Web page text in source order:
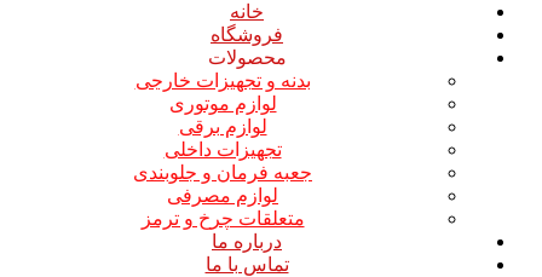
خانه
فروشگاه
محصولات
بدنه و تجهیزات خارجی
لوازم موتوری
لوازم برقی
تجهیزات داخلی
جعبه فرمان و جلوبندی
لوازم مصرفی
متعلقات چرخ و ترمز
درباره ما
تماس با ما